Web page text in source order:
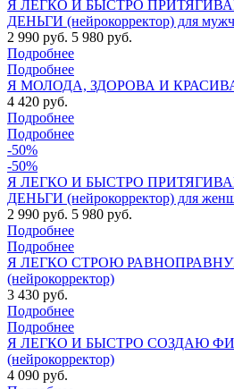
Я ЛЕГКО И БЫСТРО
ДЕНЬГИ (нейрокорректор) для
2 990 руб. 5 980 руб.
Подробнее
Подробнее
Я МОЛОДА, ЗДОРОВА И КРАСИВА
4 420 руб.
Подробнее
Подробнее
-50%
-50%
Я ЛЕГКО И БЫСТРО
ДЕНЬГИ (нейрокорректор) для
2 990 руб. 5 980 руб.
Подробнее
Подробнее
Я ЛЕГКО СТРОЮ
(нейрокорректор)
3 430 руб.
Подробнее
Подробнее
Я ЛЕГКО И БЫСТРО СОЗДАЮ
(нейрокорректор)
4 090 руб.